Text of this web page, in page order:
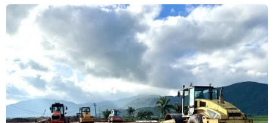
Bản tin ngày 29/5/2023 có những nội dung sau
đây:
- Manh mối quan trọng trong vụ án phân xác ở
Bình Dương;